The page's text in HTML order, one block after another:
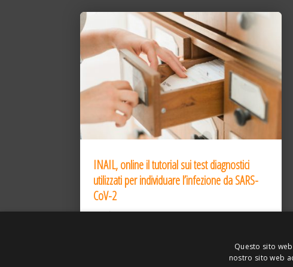
INAIL, online il tutorial sui test diagnostici
utilizzati per individuare l’infezione da SARS-
CoV-2
31 Dic 2020
Questo sito
nostro sito web